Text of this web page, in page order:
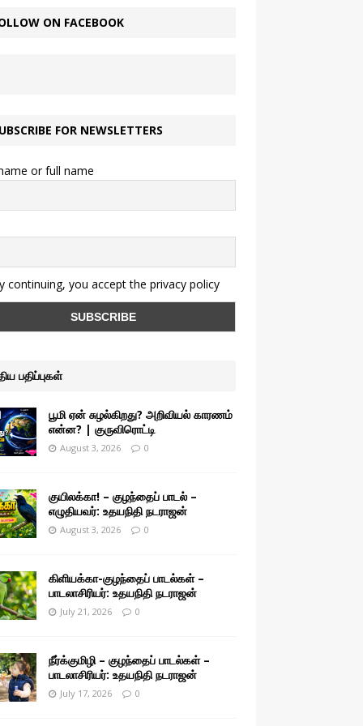
ON FACEBOOK
FOR NEWSLETTERS
or full name
continuing, you accept the privacy policy
பதிப்புகள்
பூமி ஏன் சுழல்கிறது? அறிவியல் காரணம்
என்ன? | குருவிரொட்டி
August 3, 2026 0
குயிலக்கா! – குழந்தைப் பாடல் –
எழுதியவர்: உதயநிதி நடராஜன்
August 3, 2026 0
கிளியக்கா-குழந்தைப் பாடல்கள் –
பாடலாசிரியர்: உதயநிதி நடராஜன்
July 21, 2026 0
நீர்க்குமிழி – குழந்தைப் பாடல்கள் –
பாடலாசிரியர்: உதயநிதி நடராஜன்
July 17, 2026 0